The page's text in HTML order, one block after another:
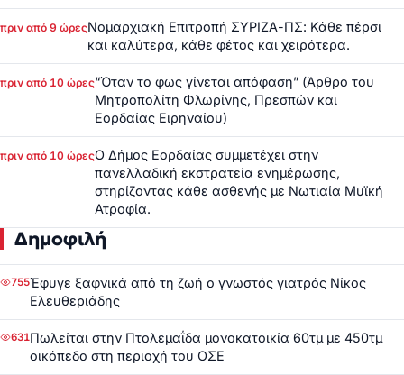
πριν από 9 ώρεςΝομαρχιακή Επιτροπή ΣΥΡΙΖΑ-ΠΣ: Κάθε πέρσι
και καλύτερα, κάθε φέτος και χειρότερα.
πριν από 10 ώρες“Όταν το φως γίνεται απόφαση” (Άρθρο του
Μητροπολίτη Φλωρίνης, Πρεσπών και
Εορδαίας Ειρηναίου)
πριν από 10 ώρεςΟ Δήμος Εορδαίας συμμετέχει στην
πανελλαδική εκστρατεία ενημέρωσης,
στηρίζοντας κάθε ασθενής με Νωτιαία Μυϊκή
Ατροφία.
Δημοφιλή
755Έφυγε ξαφνικά από τη ζωή ο γνωστός γιατρός Νίκος
Ελευθεριάδης
631Πωλείται στην Πτολεμαΐδα μονοκατοικία 60τμ με 450τμ
οικόπεδο στη περιοχή του ΟΣΕ